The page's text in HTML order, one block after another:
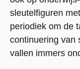
sleutelfiguren
periodiek om de
continuering van
vallen immers